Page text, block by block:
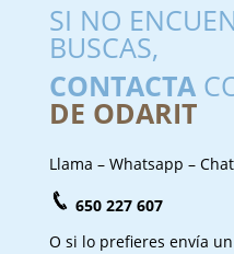
SI NO
BUSCAS,
CONTACTA
DE ODARIT
Llama – Whatsapp – Chat
650 227 607
O si lo prefieres envía